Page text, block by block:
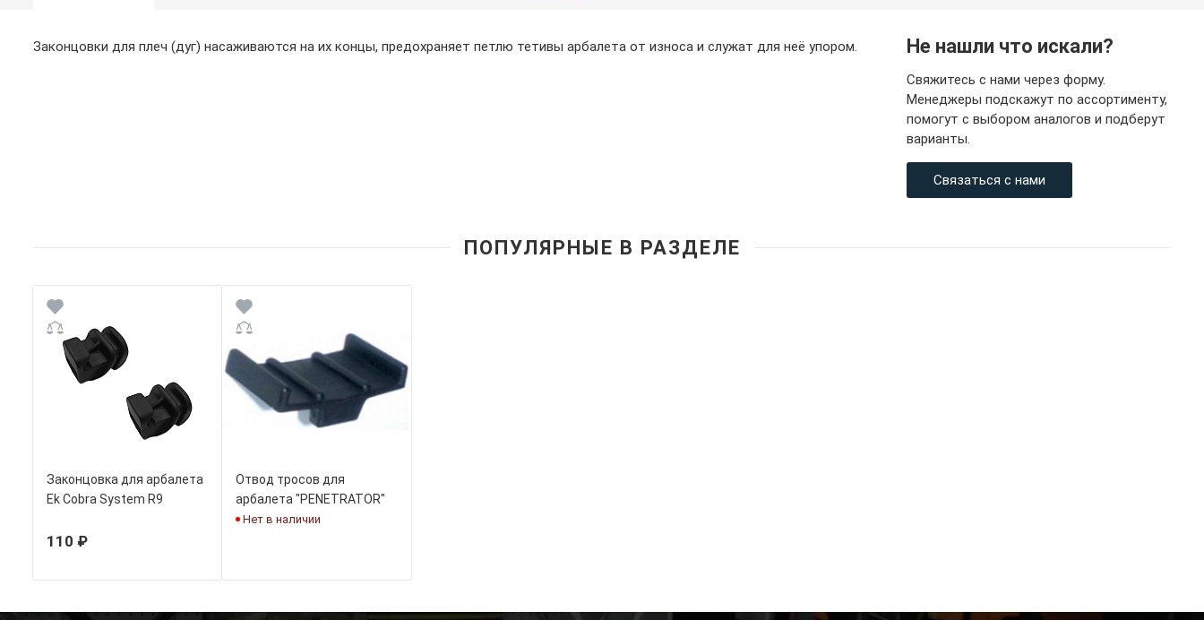
Законцовки для плеч (дуг) насаживаются на их концы, предохраняет петлю тетивы арбалета от износа и служат для неё упором. Не нашли что искали?
Свяжитесь с нами через форму.
Менеджеры подскажут по ассортименту,
помогут с выбором аналогов и подберут
варианты.
Связаться с нами
ПОПУЛЯРНЫЕ В РАЗДЕЛЕ
Законцовка для арбалета
Ek Cobra System R9
110 ₽
Отвод тросов для
арбалета "PENETRATOR"
Нет в наличии